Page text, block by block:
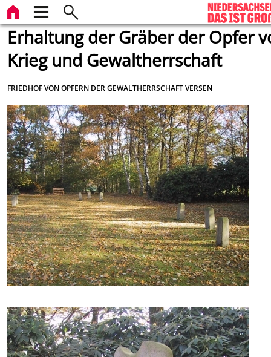
Erhaltung der Gräber der Opfer
Krieg und Gewaltherrschaft
FRIEDHOF VON OPFERN DER GEWALTHERRSCHAFT VERSEN